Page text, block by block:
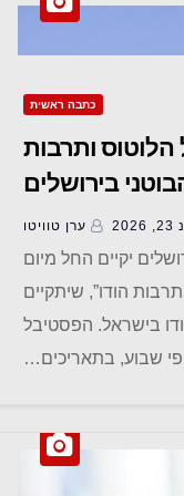
כתבה ראשית
ותרבות
בירושלים
ערן טוויטו
יקיים החל מיום
הודו”, שיתקיים
בישראל. הפסטיבל
שבוע, בתאריכים…